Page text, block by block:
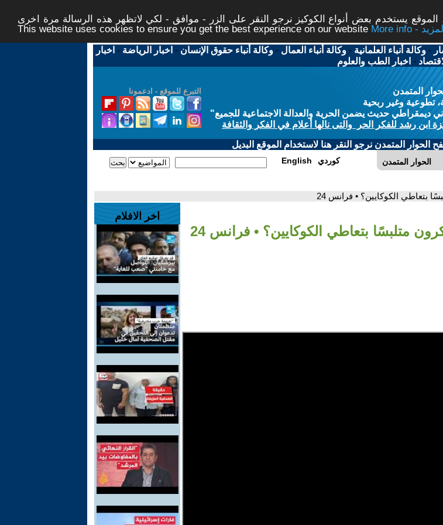
يستخدم بعض أنواع الكوكيز نرجو النقر على الزر - موافق - لكي لاتظهر هذه الرسالة مرة اخرى -
This website uses cookies to ensure you get the best experience on our website
More info - المزيد
-وكالة أنباء العلمانية -وكالة أنباء العمال -وكالة أنباء حقوق الإنسان - اخبار الرياضة - اخبار
- اخبار الطب والعلوم
التبرع للموقع - ادعمونا
المتمدن
تطوعية وغير ربحية
حديث يضمن الحرية والعدالة الاجتماعية للجميع"
ابن رشد للفكر الحر والتى نالها أعلام في الفكر والثقافة
الحوار المتمدن نرجو النقر هنا لاستخدام الموقع البديل
الحوار المتمدن English كوردي
بتعاطي الكوكايين؟ • فرانس 24
متلبسًا بتعاطي الكوكايين؟ • فرانس 24
اخر الافلام